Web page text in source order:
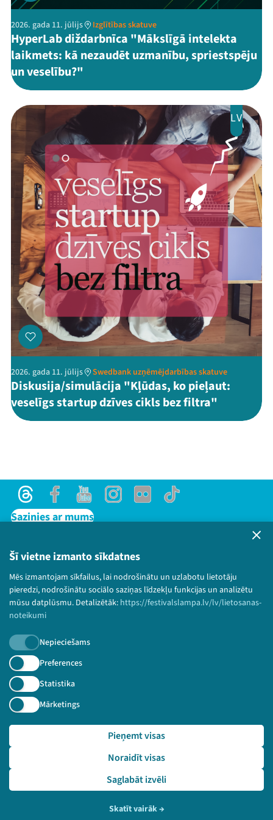
Šī vietne izmanto sīkdatnes
Mēs izmantojam sīkfailus, lai nodrošinātu un uzlabotu lietotāju
pieredzi, nodrošinātu sociālo saziņas līdzekļu funkcijas un analizētu
mūsu datplūsmu. Detalizētāk: https://festivalslampa.lv/lv/lietosanas-
noteikumi
Nepieciešams
Preferences
Statistika
Mārketings
Saglabāt izvēli
Noraidīt visas
Pieņemt visas
Skatīt vairāk→
2026. gada 11. jūlijs Izglītības skatuve
HyperLab diždarbnīca "Mākslīgā intelekta
laikmets: kā nezaudēt uzmanību, spriestspēju
un veselību?"
LV
2026. gada 11. jūlijs Swedbank uzņēmējdarbības skatuve
Diskusija/simulācija "Kļūdas, ko pieļaut:
veselīgs startup dzīves cikls bez filtra"
ThreadsFacebookYoutubeInstagram
Flick TikTok
Sazinies ar mums
Lietošanas noteikumi un sīkdatņu politika
Bērnu aizsardzības politika
© 2026 Sarunu festivāls LAMPA Visas tiesības
paturētas.
Piesakies jaunumiem!
Nepalaid garām aktuālāko informāciju!
Pieteikties